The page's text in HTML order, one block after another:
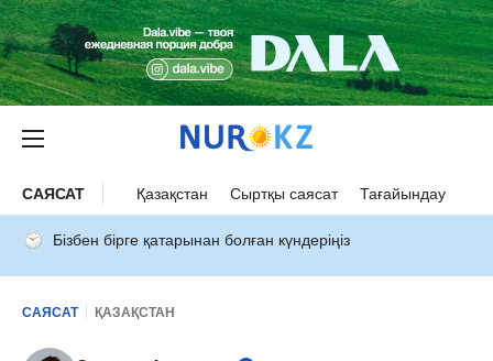
САЯСАТ Қазақстан Сыртқы саясат Тағайындау
Бізбен бірге қатарынан болған күндеріңіз
САЯСАТ ҚАЗАҚСТАН